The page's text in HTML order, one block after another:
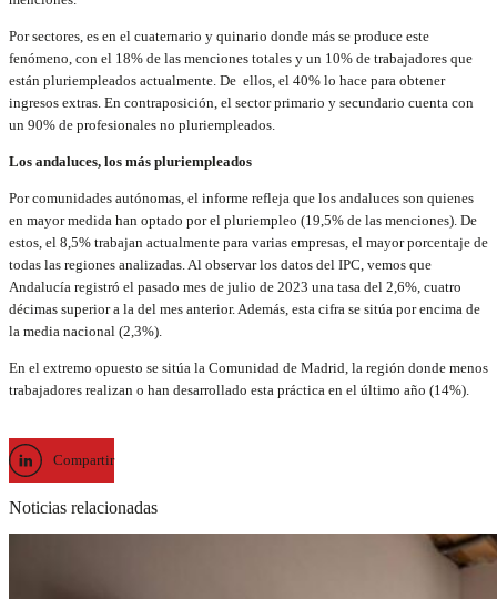
Por sectores, es en el cuaternario y quinario donde más se produce este
fenómeno, con el 18% de las menciones totales y un 10% de trabajadores que
están pluriempleados actualmente. De ellos, el 40% lo hace para obtener
ingresos extras. En contraposición, el sector primario y secundario cuenta con
un 90% de profesionales no pluriempleados.
Los andaluces, los más pluriempleados
Por comunidades autónomas, el informe refleja que los andaluces son quienes
en mayor medida han optado por el pluriempleo (19,5% de las menciones). De
estos, el 8,5% trabajan actualmente para varias empresas, el mayor porcentaje de
todas las regiones analizadas. Al observar los datos del IPC, vemos que
Andalucía registró el pasado mes de julio de 2023 una tasa del 2,6%, cuatro
décimas superior a la del mes anterior. Además, esta cifra se sitúa por encima de
la media nacional (2,3%).
En el extremo opuesto se sitúa la Comunidad de Madrid, la región donde menos
trabajadores realizan o han desarrollado esta práctica en el último año (14%).
Compartir
Noticias relacionadas